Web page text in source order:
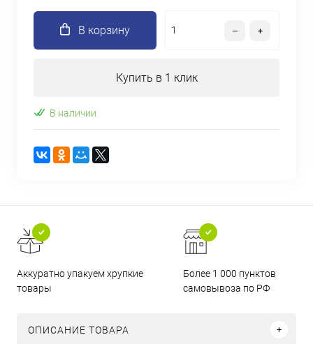
В корзину
Купить в 1 клик
В наличии
Аккуратно упакуем хрупкие
товары
Более 1 000 пунктов
самовывоза по РФ
ОПИСАНИЕ ТОВАРА